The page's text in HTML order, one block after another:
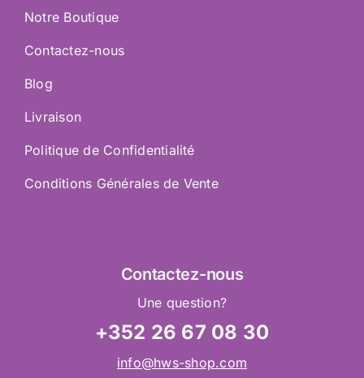
Notre Boutique
Contactez-nous
Blog
Livraison
Politique de Confidentialité
Conditions Générales de Vente
Contactez-nous
Une question?
+352 26 67 08 30
info@hws-shop.com